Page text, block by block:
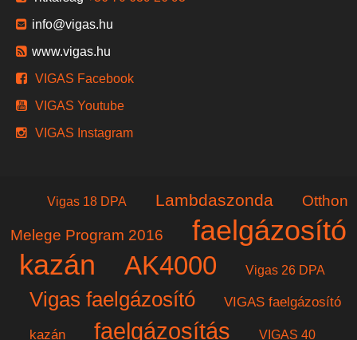
info@vigas.hu
www.vigas.hu
VIGAS Facebook
VIGAS Youtube
VIGAS Instagram
Vigas 18 DPA Lambdaszonda Otthon
Melege Program 2016
faelgázosító
kazán
AK4000 Vigas 26 DPA
Vigas faelgázosító VIGAS faelgázosító
kazán faelgázosítás VIGAS 40